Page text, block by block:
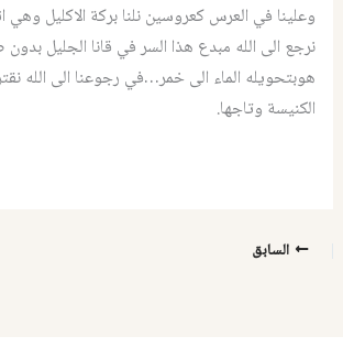
وعلينا في العرس كعروسين نلنا بركة الاكليل وهي
نرجع الى الله مبدع هذا السر في قانا الجليل
هوبتحويله الماء الى خمر…في رجوعنا الى الله
الكنيسة وتاجها.
السابق